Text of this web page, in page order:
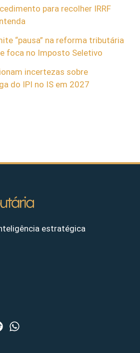
para recolher IRRF
“pausa” na reforma tributária
foca no Imposto Seletivo
incertezas sobre
do IPI no IS em 2027
estratégica